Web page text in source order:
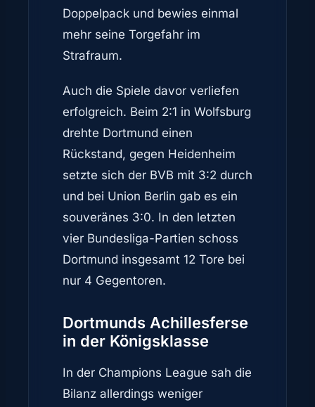
Doppelpack und bewies einmal
mehr seine Torgefahr im
Strafraum.
Auch die Spiele davor verliefen
erfolgreich. Beim 2:1 in Wolfsburg
drehte Dortmund einen
Rückstand, gegen Heidenheim
setzte sich der BVB mit 3:2 durch
und bei Union Berlin gab es ein
souveränes 3:0. In den letzten
vier Bundesliga-Partien schoss
Dortmund insgesamt 12 Tore bei
nur 4 Gegentoren.
Dortmunds Achillesferse
in der Königsklasse
In der Champions League sah die
Bilanz allerdings weniger